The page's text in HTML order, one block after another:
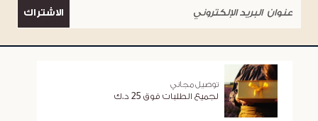
الاشتراك
توصيل مجاني
لجميع الطلبات فوق 25 د.ك